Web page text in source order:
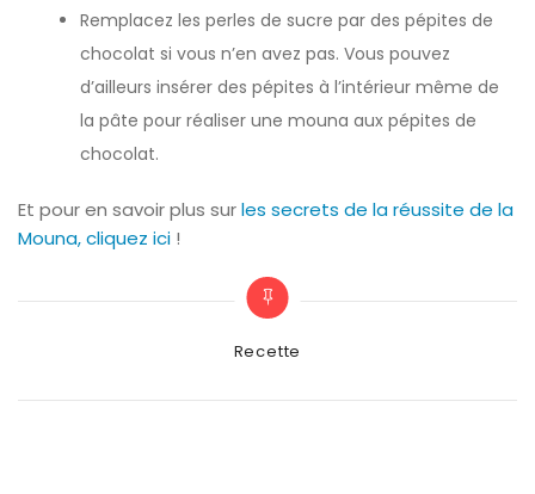
Remplacez les perles de sucre par des pépites de
chocolat si vous n’en avez pas. Vous pouvez
d’ailleurs insérer des pépites à l’intérieur même de
la pâte pour réaliser une mouna aux pépites de
chocolat.
Et pour en savoir plus surles secrets de la réussite de la
Mouna, cliquez ici !
Categories
Recette